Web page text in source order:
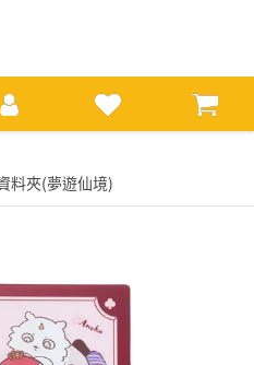
料夾(夢遊仙境)